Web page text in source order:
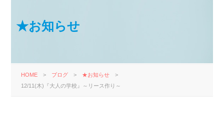
★お知らせ
HOME > ブログ > ★お知らせ >
12/11(木)『大人の学校』～リース作り～